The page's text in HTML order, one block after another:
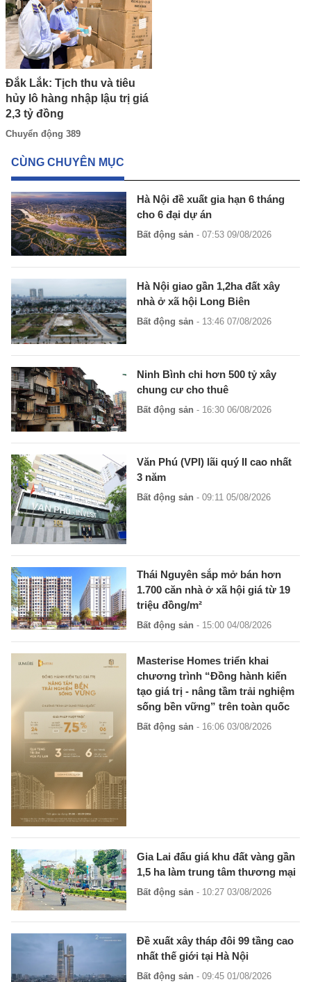
Đắk Lắk: Tịch thu và tiêu
hủy lô hàng nhập lậu trị giá
2,3 tỷ đồng
Chuyển động 389
CÙNG CHUYÊN MỤC
Hà Nội đề xuất gia hạn 6 tháng
cho 6 đại dự án
Bất động sản - 07:53 09/08/2026
Hà Nội giao gần 1,2ha đất xây
nhà ở xã hội Long Biên
Bất động sản - 13:46 07/08/2026
Ninh Bình chi hơn 500 tỷ xây
chung cư cho thuê
Bất động sản - 16:30 06/08/2026
Văn Phú (VPI) lãi quý II cao nhất
3 năm
Bất động sản - 09:11 05/08/2026
Thái Nguyên sắp mở bán hơn
1.700 căn nhà ở xã hội giá từ 19
triệu đồng/m²
Bất động sản - 15:00 04/08/2026
Masterise Homes triển khai
chương trình “Đồng hành kiến
tạo giá trị - nâng tầm trải nghiệm
sống bền vững” trên toàn quốc
Bất động sản - 16:06 03/08/2026
Gia Lai đấu giá khu đất vàng gần
1,5 ha làm trung tâm thương mại
Bất động sản - 10:27 03/08/2026
Đề xuất xây tháp đôi 99 tầng cao
nhất thế giới tại Hà Nội
Bất động sản - 09:45 01/08/2026